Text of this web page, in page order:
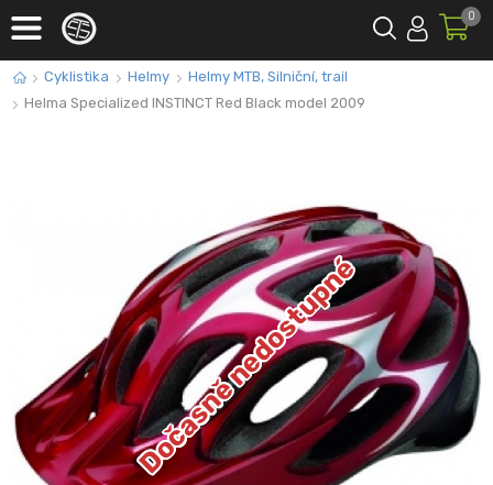
0
Cyklistika Helmy
Helmy MTB, Silniční, trail
Helma Specialized INSTINCT Red Black model 2009
Dočasně nedostupné